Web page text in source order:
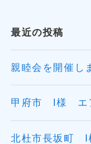
最近の投稿
親睦会を開催し
甲府市 I様 エ
北杜市長坂町 I